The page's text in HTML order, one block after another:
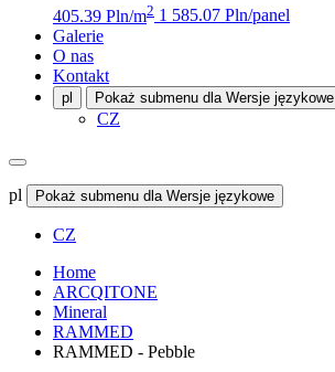
405.39 Pln/m2 1 585.07 Pln/panel
Galerie
O nas
Kontakt
pl Pokaż submenu dla Wersje językowe
CZ
pl Pokaż submenu dla Wersje językowe
CZ
Home
ARCQITONE
Mineral
RAMMED
RAMMED - Pebble